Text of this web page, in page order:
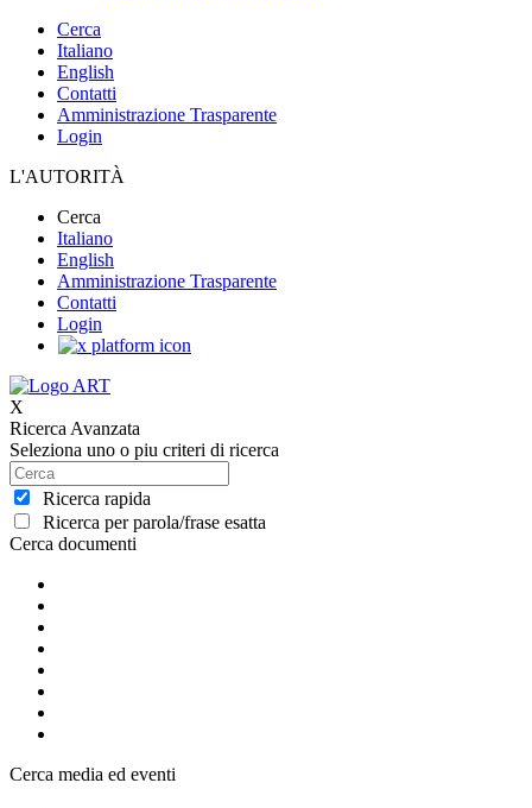
Cerca
Italiano
English
Contatti
Amministrazione Trasparente
Login
L'AUTORITÀ
Cerca
Italiano
English
Amministrazione Trasparente
Contatti
Login
X
Ricerca Avanzata
Seleziona uno o piu criteri di ricerca
Ricerca rapida
Ricerca per parola/frase esatta
Cerca documenti
Cerca media ed eventi